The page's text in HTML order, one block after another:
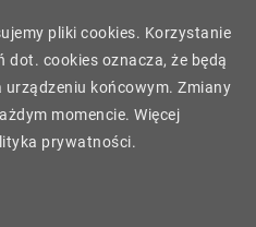
pliki cookies. Korzystanie
cookies oznacza, że będą
końcowym. Zmiany
momencie. Więcej
prywatności.